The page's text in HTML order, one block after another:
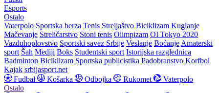
Esports
Ostalo
Vaterpolo Sportska berza Tenis Streljaštvo Biciklizam Kuglanje
Mačevanje Streličarstvo Stoni tenis Olimpizam OI Tokyo 2020
Vazduhoplovstvo Sportski savez Srbije Veslanje Boćanje Amaterski
sport Šah Mediji Boks Studentski sport Istorijska razglednica
Badminton Biciklizam Sportska publicistika Padobranstvo Korfbol
Kajak srbijasport.net
Fudbal
Košarka Odbojka Rukomet
Vaterpolo
Ostalo